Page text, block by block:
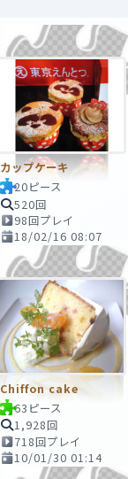
カップケーキ
20ピース
520回
98回プレイ
18/02/16 08:07
Chiffon cake
63ピース
1,928回
718回プレイ
10/01/30 01:14